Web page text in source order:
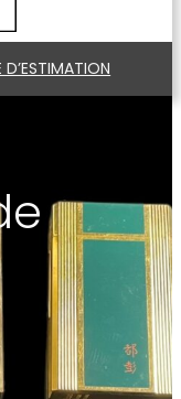
D’ESTIMATION